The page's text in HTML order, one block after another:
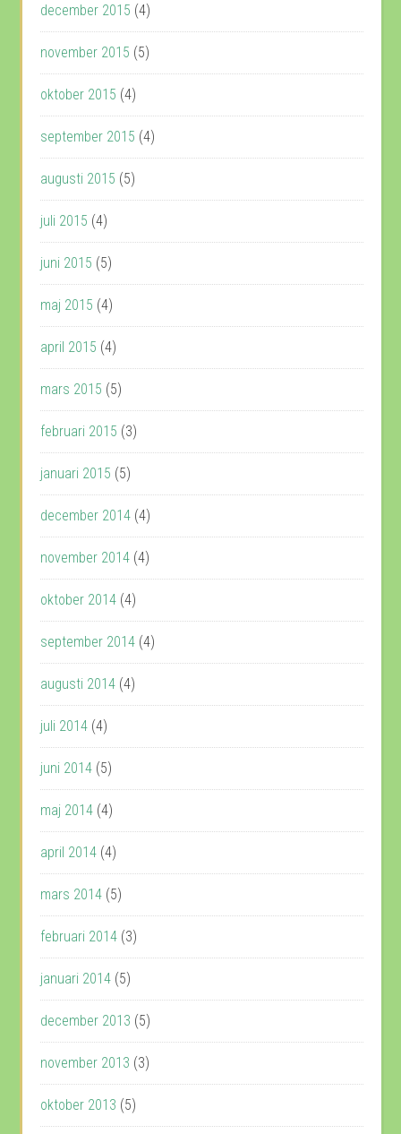
december 2015 (4)
november 2015 (5)
oktober 2015 (4)
september 2015 (4)
augusti 2015 (5)
juli 2015 (4)
juni 2015 (5)
maj 2015 (4)
april 2015 (4)
mars 2015 (5)
februari 2015 (3)
januari 2015 (5)
december 2014 (4)
november 2014 (4)
oktober 2014 (4)
september 2014 (4)
augusti 2014 (4)
juli 2014 (4)
juni 2014 (5)
maj 2014 (4)
april 2014 (4)
mars 2014 (5)
februari 2014 (3)
januari 2014 (5)
december 2013 (5)
november 2013 (3)
oktober 2013 (5)